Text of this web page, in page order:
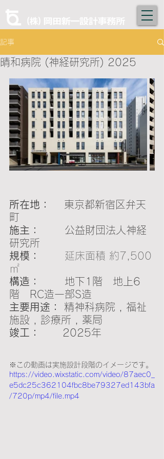
記事
晴和病院 (神経研究所) 2025
所在地： 東京都新宿区弁天
町
施主： 公益財団法人神経
研究所
規模： 延床面積 約7,500
㎡
構造： 地下1階　地上6
階　RC造一部S造
主要用途： 精神科病院 , 福祉
施設 , 診療所 , 薬局
竣工： 2025年
※この動画は実施設計段階のイメージです。
https://video.wixstatic.com/video/87aec0_
e5dc25c362104fbc8be79327ed143bfa
/720p/mp4/file.mp4